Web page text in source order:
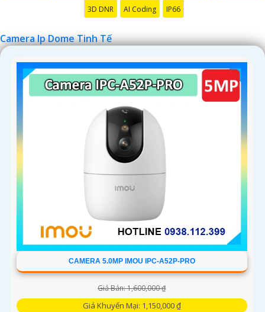
3D DNR AI Coding IP66
Camera Ip Dome Tinh Tế
CAMERA 5.0MP IMOU IPC-A52P-PRO
Giá Bán: 1,600,000 ₫
Giá Khuyến Mại: 1,150,000 ₫